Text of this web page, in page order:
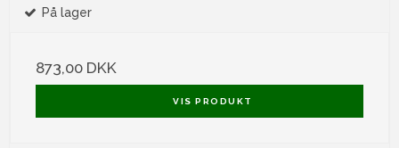
På lager
873,00 DKK
VIS PRODUKT